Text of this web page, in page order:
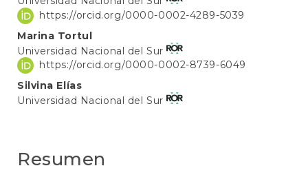
principal
del
artículo
https://orcid.org/0000-0002-4289-5039
Marina Tortul
Universidad Nacional del Sur
https://orcid.org/0000-0002-8739-6049
Silvina Elías
Universidad Nacional del Sur
Resumen